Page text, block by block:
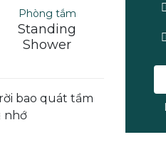
Phòng tắm
Standing
Shower
bao quát tầm
nhớ